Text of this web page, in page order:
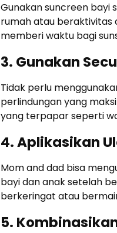
Gunakan suncreen bayi
rumah atau beraktivitas
memberi waktu bagi
3. Gunakan
Tidak perlu
perlindungan yang
yang terpapar seperti
4. Aplikasikan
Mom and dad bisa
bayi dan anak setelah
berkeringat atau
5.